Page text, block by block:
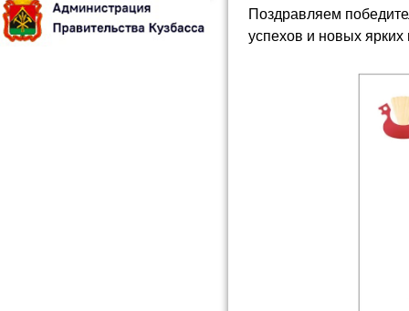
Поздравляем
успехов и новых